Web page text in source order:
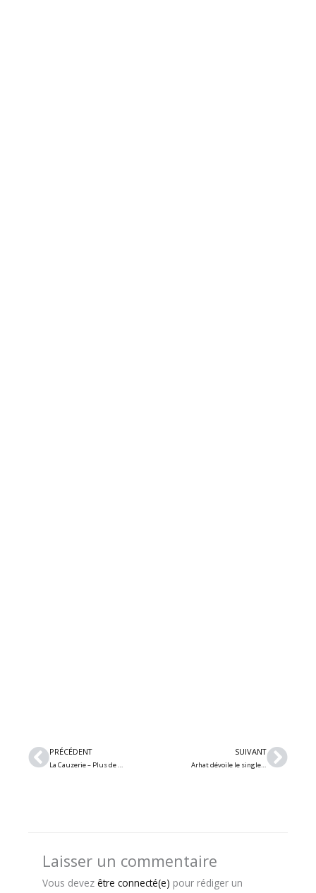
Précédent
PRÉCÉDENT
La Cauzerie – Plus de 60 artistes, des centaines de spectateurs et du plaisir : Burn The Evidence jouera à Rock la Cauze 2027 !
SUIVANT
Arhat dévoile le single « Sto dzerkal » : créé à partir des poèmes de l’éminent poète ukrainien des années soixante Vasyl Stus
Laisser un commentaire
Vous devez être connecté(e) pour rédiger un